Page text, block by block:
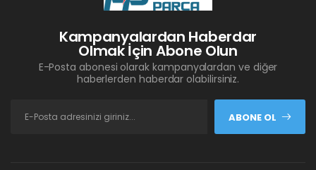
Kampanyalardan Haberdar
Olmak İçin Abone Olun
E-Posta abonesi olarak kampanyalardan ve diğer
haberlerden haberdar olabilirsiniz.
ABONE OL